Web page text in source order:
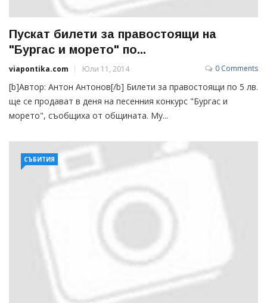
Пускат билети за правостоящи на
"Бургас и морето" по...
viapontika.com Юли 11, 2014 0 Comments
[b]Автор: Антон Антонов[/b] Билети за правостоящи по 5 лв.
ще се продават в деня на песенния конкурс "Бургас и
морето", съобщиха от общината. Му...
СЪБИТИЯ